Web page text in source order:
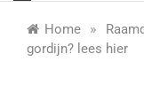
Home »
gordijn? lees hier